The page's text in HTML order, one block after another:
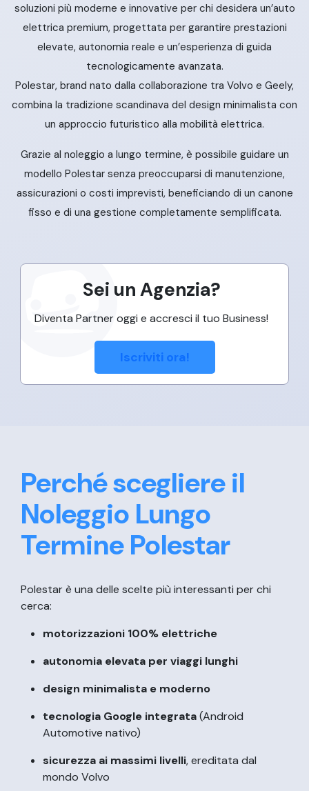
soluzioni più moderne e innovative per chi desidera un’auto
elettrica premium, progettata per garantire prestazioni
elevate, autonomia reale e un’esperienza di guida
tecnologicamente avanzata.
Polestar, brand nato dalla collaborazione tra Volvo e Geely,
combina la tradizione scandinava del design minimalista con
un approccio futuristico alla mobilità elettrica.
Grazie al noleggio a lungo termine, è possibile guidare un
modello Polestar senza preoccuparsi di manutenzione,
assicurazioni o costi imprevisti, beneficiando di un canone
fisso e di una gestione completamente semplificata.
Sei un Agenzia?
Diventa Partner oggi e accresci il tuo Business!
Iscriviti ora!
Perché scegliere il
Noleggio Lungo
Termine Polestar
Polestar è una delle scelte più interessanti per chi
cerca:
motorizzazioni 100% elettriche
autonomia elevata per viaggi lunghi
design minimalista e moderno
tecnologia Google integrata(Android
Automotive nativo)
sicurezza ai massimi livelli, ereditata dal
mondo Volvo